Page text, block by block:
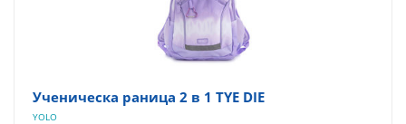
Ученическа раница 2 в 1 TYE DIE
YOLO